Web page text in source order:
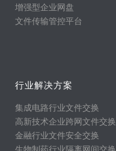
增强型企业网盘
文件传输管控平台
行业解决方案
集成电路行业文件交换
高新技术企业跨网文件交换
金融行业文件安全交换